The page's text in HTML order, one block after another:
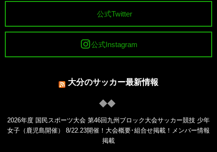
公式Twitter
公式Instagram
大分のサッカー最新情報
2026年度 国民スポーツ大会 第46回九州ブロック大会サッカー競技 少年
女子（鹿児島開催） 8/22.23開催！大会概要･組合せ掲載！メンバー情報
掲載